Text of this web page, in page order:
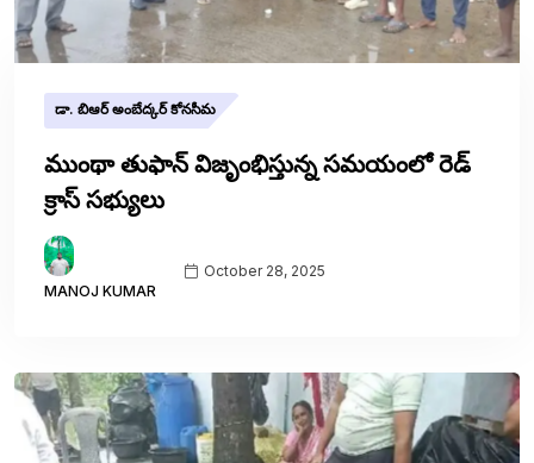
డా. బిఆర్ అంబేద్కర్ కోనసీమ
ముంథా తుఫాన్ విజృంభిస్తున్న సమయంలో రెడ్
క్రాస్ సభ్యులు
MANOJ KUMAR
October 28, 2025